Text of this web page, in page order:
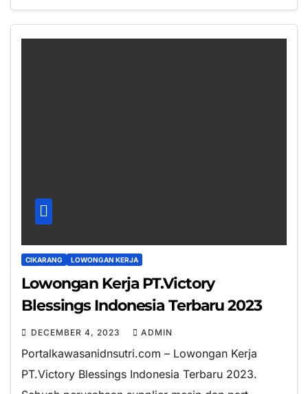
CIKARANG LOWONGAN KERJA
Lowongan Kerja PT.Victory
Blessings Indonesia Terbaru 2023
DECEMBER 4, 2023 ADMIN
Portalkawasanidnsutri.com – Lowongan Kerja
PT.Victory Blessings Indonesia Terbaru 2023.